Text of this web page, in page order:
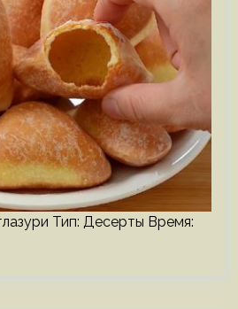
Тип: Десерты Время: